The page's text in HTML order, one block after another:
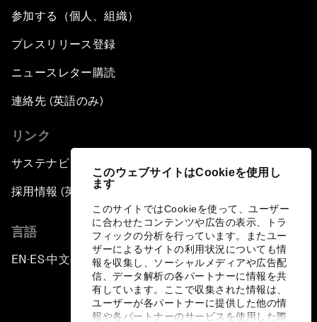
このウェブサイトはCookieを使用し
ます
このサイトではCookieを使って、ユーザー
に合わせたコンテンツや広告の表示、トラ
フィックの分析を行っています。またユー
ザーによるサイトの利用状況についても情
報を収集し、ソーシャルメディアや広告配
信、データ解析の各パートナーに情報を共
有しています。ここで収集された情報は、
ユーザーが各パートナーに提供した他の情
報や各パートナーのサービスを使用した際
Africa's Unicorn Effect
Innovation
Achieving Inclusive Growth
Closing Remarks
Closing Performance
参加する（個人、組織）
プレスリリース登録
ニュースレター購読
連絡先 (英語のみ)
リンク
サステナビリティへの取り組み
採用情報 (英語のみ)
言語
EN ▪ES▪中文▪ 日本語